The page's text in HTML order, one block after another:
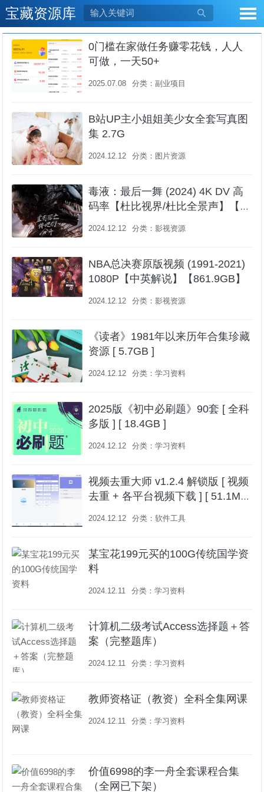
宝藏资源库 
0门槛在家做任务赚零花钱，人人
可做，一天50+
2025.07.08 分类：副业项目
B站UP主小姐姐美少女全套写真图
集 2.7G
2024.12.12 分类： 图片资源
毒液：最后一舞 (2024) 4K DV 高
码率【杜比视界/杜比全景声】【1
2024.12.12 分类：影视资源
NBA总决赛原版视频 (1991-2021)
1080P【中英解说】【861.9GB】
2024.12.12 分类：影视资源
《读者》1981年以来历年合集珍藏
资源 [ 5.7GB ]
2024.12.12 分类：学习资料
2025版《初中必刷题》90套 [ 全科
多版 ] [ 18.4GB ]
2024.12.12 分类：学习资料
视频去重大师 v1.2.4 解锁版 [ 视频
去重 + 各平台视频下载 ] [ 51.1MB
2024.12.12 分类：软件工具
某宝花199元买的100G传统国学资
料
2024.12.11 分类：学习资料
计算机二级考试Access选择题＋答
案（完整题库）
2024.12.11 分类：学习资料
教师资格证（教资）全科全集网课
2024.12.11 分类：学习资料
价值6998的李一舟全套课程合集
（全网已下架）